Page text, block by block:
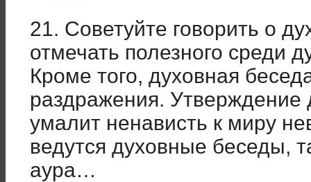
21. Советуйте говорить о
отмечать полезного среди
Кроме того, духовная
раздражения. Утверждение
умалит ненависть к миру
ведутся духовные беседы,
аура…